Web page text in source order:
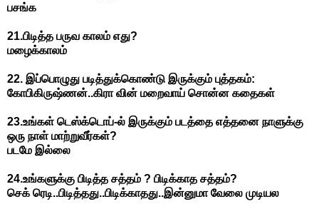
பசங்க
21.பிடித்த பருவ காலம் எது?
மழைக்காலம்
22. இப்பொழுது படித்துக்கொண்டு இருக்கும் புத்தகம்:
கோபிகிருஷ்ணன்..கிரா வின் மறைவாய் சொன்ன கதைகள்
23.உங்கள் டெஸ்க்டொப்-ல் இருக்கும் படத்தை எத்தனை நாளுக்கு
ஒரு நாள் மாற்றுவீர்கள்?
படமே இல்லை
24.உங்களுக்கு பிடித்த சத்தம் ? பிடிக்காத சத்தம்?
செக் ரெடி..பிடித்தது..பிடிக்காதது..இன்னுமா வேலை முடியல